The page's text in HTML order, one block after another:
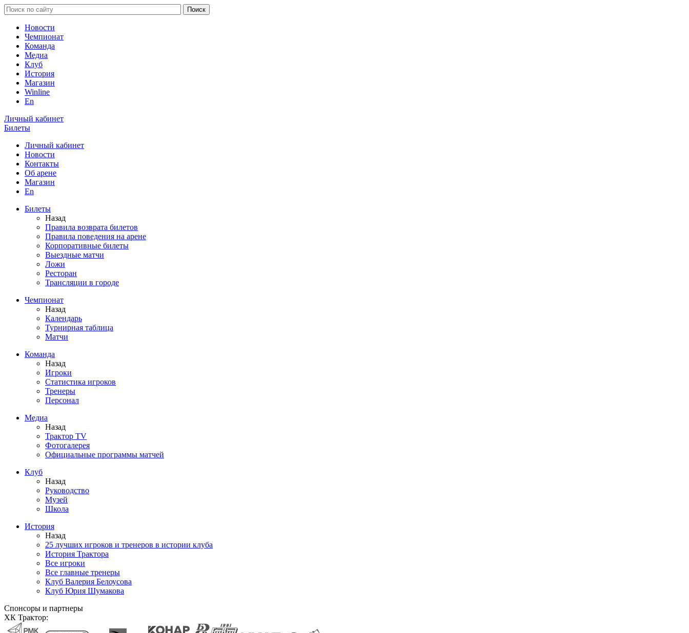
Новости
Чемпионат
Команда
Медиа
Клуб
История
Магазин
Winline
En
Личный кабинет
Билеты
Личный кабинет
Новости
Контакты
Об арене
Магазин
En
Билеты
Назад
Правила возврата билетов
Правила поведения на арене
Корпоративные билеты
Выездные матчи
Ложи
Ресторан
Трансляции в городе
Чемпионат
Назад
Календарь
Турнирная таблица
Матчи
Команда
Назад
Игроки
Статистика игроков
Тренеры
Персонал
Медиа
Назад
Трактор TV
Фотогалерея
Официальные программы матчей
Клуб
Назад
Руководство
Музей
Школа
История
Назад
25 лучших игроков и тренеров в истории клуба
История Трактора
Все игроки
Все главные тренеры
Клуб Валерия Белоусова
Клуб Юрия Шумакова
Спонсоры и партнеры
ХК Трактор: